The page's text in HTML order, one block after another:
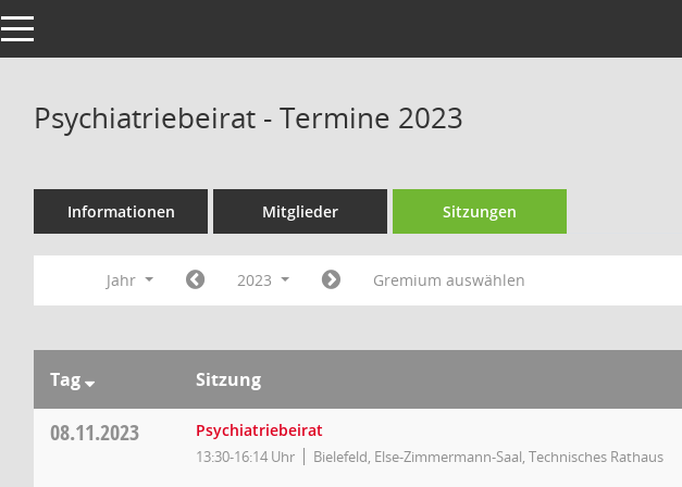
Toggle navigation
Psychiatriebeirat - Termine 2023
Informationen Mitglieder Sitzungen
Jahr 2023 Gremium auswählen
Tag Sitzung
08.11.2023 Psychiatriebeirat
13:30-16:14 Uhr Bielefeld, Else-Zimmermann-Saal, Technisches Rathaus